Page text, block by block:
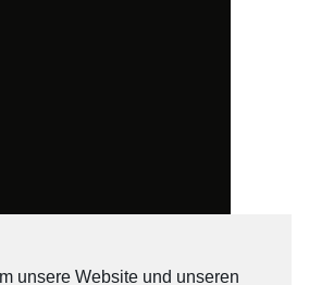
unsere Website und unseren